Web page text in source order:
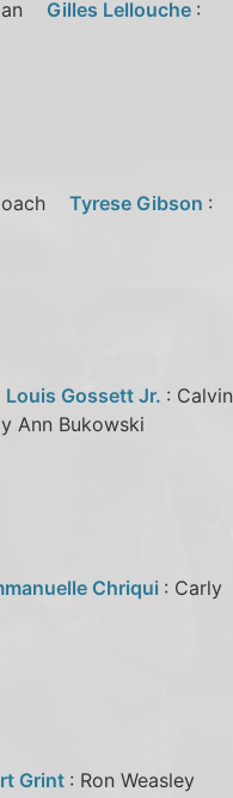
Gilles Lellouche :
Tyrese Gibson :
Louis Gossett Jr. : Calvin
Ann Bukowski
Chriqui : Carly
Grint : Ron Weasley